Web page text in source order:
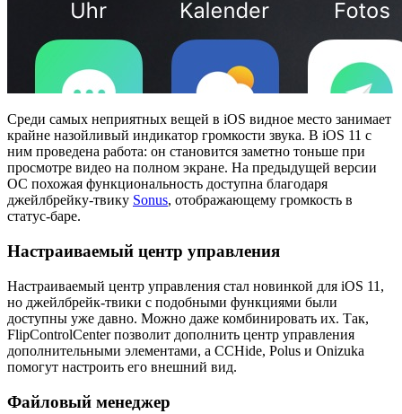
Среди самых неприятных вещей в iOS видное место занимает
крайне назойливый индикатор громкости звука. В iOS 11 с
ним проведена работа: он становится заметно тоньше при
просмотре видео на полном экране. На предыдущей версии
ОС похожая функциональность доступна благодаря
джейлбрейку-твику Sonus, отображающему громкость в
статус-баре.
Настраиваемый центр управления
Настраиваемый центр управления стал новинкой для iOS 11,
но джейлбрейк-твики с подобными функциями были
доступны уже давно. Можно даже комбинировать их. Так,
FlipControlCenter позволит дополнить центр управления
дополнительными элементами, а CCHide, Polus и Onizuka
помогут настроить его внешний вид.
Файловый менеджер